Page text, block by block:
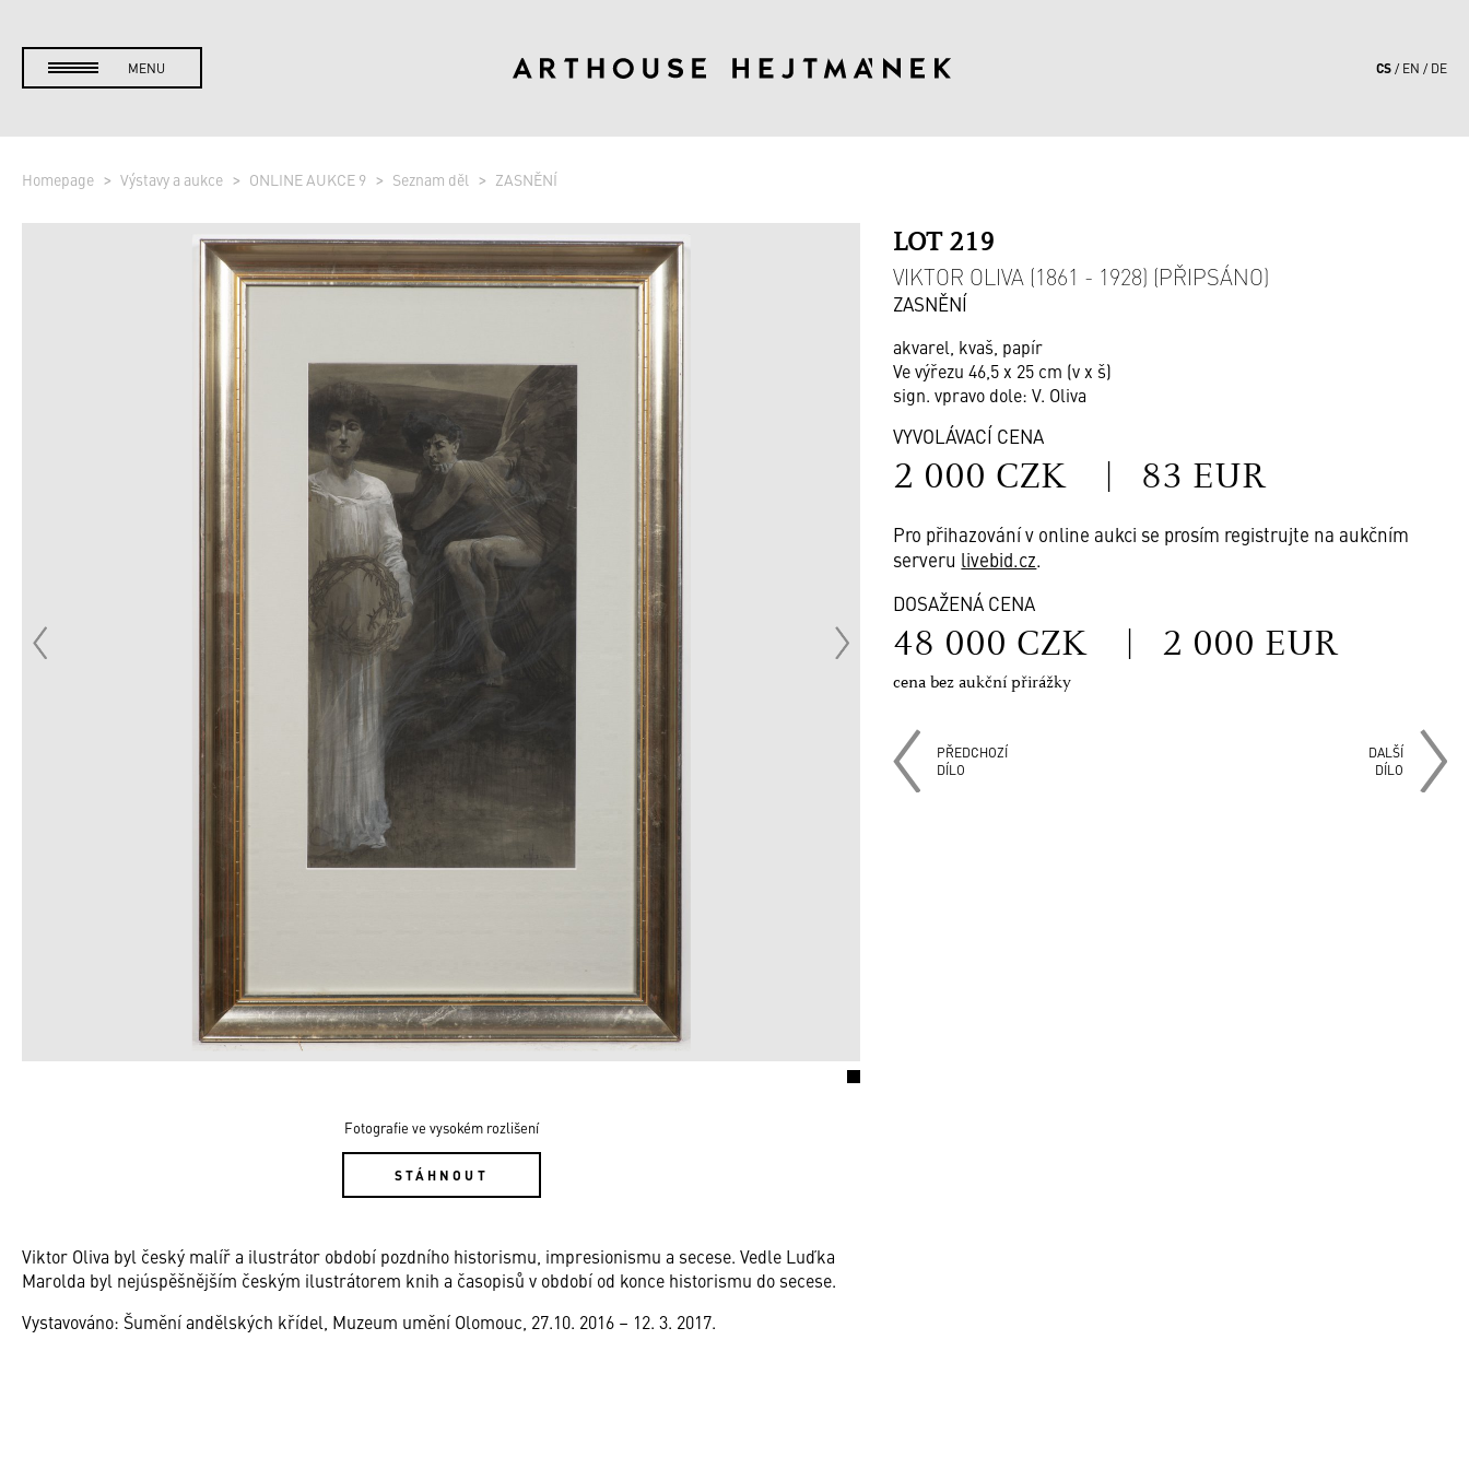
MENU CS EN DE
Homepage Výstavy a aukce ONLINE AUKCE 9 Seznam děl ZASNĚNÍ
Fotografie ve vysokém rozlišení
STÁHNOUT
LOT 219
VIKTOR OLIVA (1861 - 1928) (PŘIPSÁNO)
ZASNĚNÍ
akvarel, kvaš, papír
Ve výřezu 46,5 x 25 cm (v x š)
sign. vpravo dole: V. Oliva
VYVOLÁVACÍ CENA
2 000 CZK | 83 EUR
Pro přihazování v online aukci se prosím registrujte na aukčním
serveru livebid.cz.
DOSAŽENÁ CENA
48 000 CZK | 2 000 EUR
cena bez aukční přirážky
PŘEDCHOZÍ
DÍLO
DALŠÍ
DÍLO
Viktor Oliva byl český malíř a ilustrátor období pozdního historismu, impresionismu a secese. Vedle Luďka
Marolda byl nejúspěšnějším českým ilustrátorem knih a časopisů v období od konce historismu do secese.
Vystavováno: Šumění andělských křídel, Muzeum umění Olomouc, 27.10. 2016 – 12. 3. 2017.